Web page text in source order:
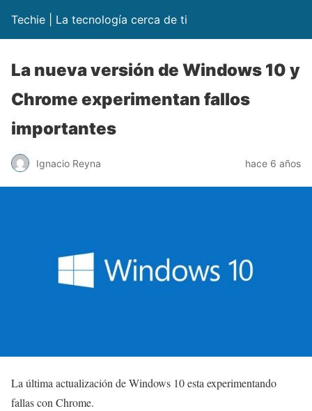
Techie | La tecnología cerca de ti
La nueva versión de Windows 10 y
Chrome experimentan fallos
importantes
Ignacio Reyna hace 6 años
La última actualización de Windows 10 esta experimentando
fallas con Chrome.